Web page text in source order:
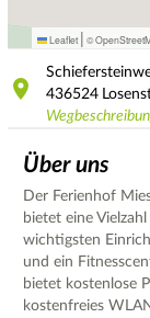
Leaflet | ©
436524
Über uns
Der Ferienhof
bietet eine
wichtigsten
und ein
bietet kostenlose
kostenfreies